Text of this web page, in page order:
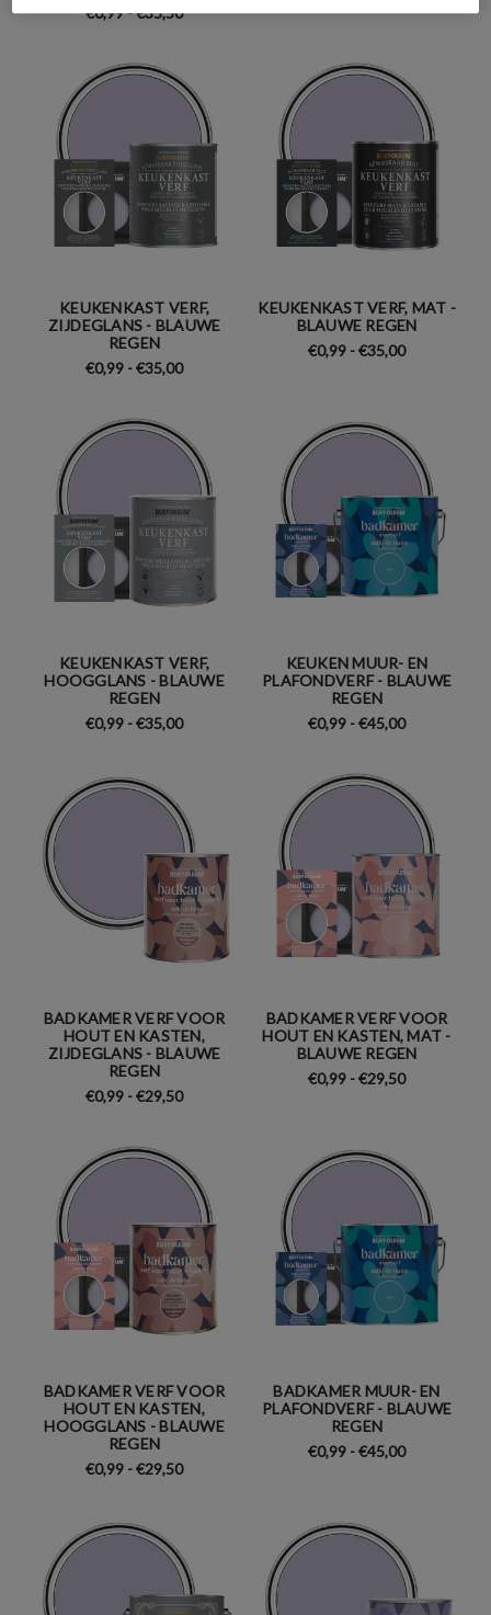
€0,99 - €35,50
KEUKENKAST VERF,
ZIJDEGLANS - BLAUWE
REGEN
€0,99 - €35,00
KEUKENKAST VERF, MAT -
BLAUWE REGEN
€0,99 - €35,00
KEUKENKAST VERF,
HOOGGLANS - BLAUWE
REGEN
€0,99 - €35,00
KEUKEN MUUR- EN
PLAFONDVERF - BLAUWE
REGEN
€0,99 - €45,00
BADKAMER VERF VOOR
HOUT EN KASTEN,
ZIJDEGLANS - BLAUWE
REGEN
€0,99 - €29,50
BADKAMER VERF VOOR
HOUT EN KASTEN, MAT -
BLAUWE REGEN
€0,99 - €29,50
BADKAMER VERF VOOR
HOUT EN KASTEN,
HOOGGLANS - BLAUWE
REGEN
€0,99 - €29,50
BADKAMER MUUR- EN
PLAFONDVERF - BLAUWE
REGEN
€0,99 - €45,00